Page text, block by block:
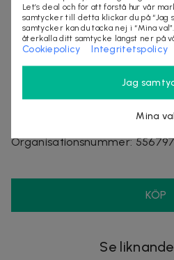
Villkor
Frakt tillkommer
Leveranstid ca 1-3
Organisationsnummer:
KÖP
Se
Let’s deal och för att förstå hur vår
samtycker till detta klickar du på “Jag
samtycker kan du tacka nej i “Mina
återkalla ditt samtycke längst ner på
Cookiepolicy Integritetspolicy
Jag
Mina val